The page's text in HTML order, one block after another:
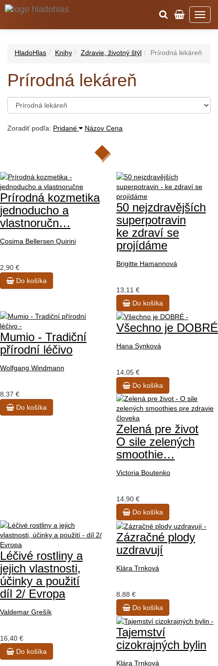
HladoHlas Knihy Zdravie, životný štýl Prírodná lekáreň
Prírodná lekáreň
Zoradiť podľa: Pridané Názov Cena
Prírodná kozmetika
jednoducho a
vlastnoručn…
Cosima Bellersen Quirini
2,90 €
Do košíka
50 nejzdravějších
superpotravin
ke zdraví se
projídáme
Brigitte Hamannová
13,11 €
Do košíka
Mumio - Tradiční
přírodní léčivo
Wolfgang Windmann
8,37 €
Do košíka
Všechno je DOBRÉ
Hana Synková
14,05 €
Do košíka
Zelená pre život
O sile zelených
smoothie…
Victoria Boutenko
14,90 €
Do košíka
Léčivé rostliny a
jejich vlastnosti,
účinky a použití
díl 2/ Evropa
Valdemar Grešík
16,40 €
Do košíka
Zázračné plody
uzdravují
Klára Trnková
8,88 €
Do košíka
Tajemství
cizokrajných bylin
Klára Trnková